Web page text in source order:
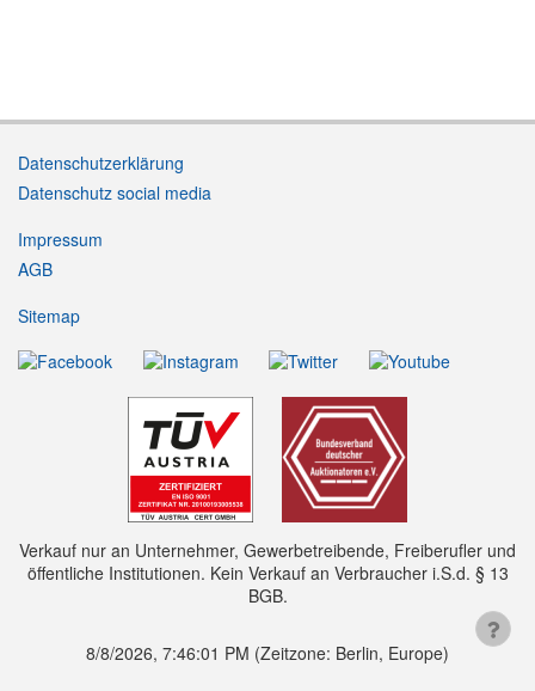
Datenschutzerklärung
Datenschutz social media
Impressum
AGB
Sitemap
Verkauf nur an Unternehmer, Gewerbetreibende, Freiberufler und
öffentliche Institutionen. Kein Verkauf an Verbraucher i.S.d. § 13
BGB.
8/8/2026, 7:46:02 PM (Zeitzone: Berlin, Europe)